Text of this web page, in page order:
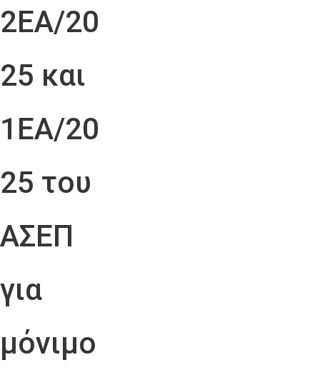
2ΕΑ/20
25 και
1ΕΑ/20
25 του
ΑΣΕΠ
για
μόνιμο